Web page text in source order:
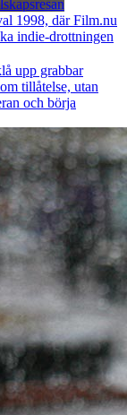
1998, där Film.nu
indie-drottningen
upp grabbar
tillåtelse, utan
och börja